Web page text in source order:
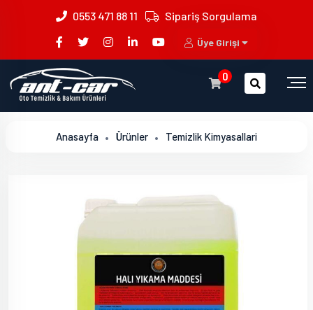
0553 471 88 11 Sipariş Sorgulama
Üye Girişi
0
Anasayfa Ürünler Temizlik Kimyasallari